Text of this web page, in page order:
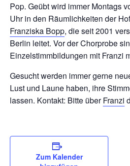
Pop. Geübt wird immer Montags
Uhr in den Räumlichkeiten der
Franziska Bopp, die seit 2001
Berlin leitet. Vor der Chorprobe
Einzelstimmbildungen mit Franzi
Gesucht werden immer gerne
Lust und Laune haben, ihre
lassen. Kontakt: Bitte überFranzi
Zum Kalender